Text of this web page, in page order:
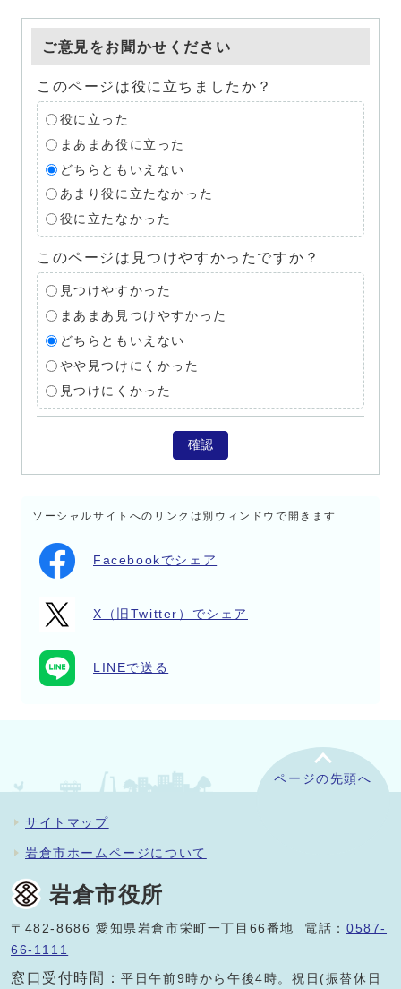
ご意見をお聞かせください
このページは役に立ちましたか？
役に立った
まあまあ役に立った
どちらともいえない
あまり役に立たなかった
役に立たなかった
このページは見つけやすかったですか？
見つけやすかった
まあまあ見つけやすかった
どちらともいえない
やや見つけにくかった
見つけにくかった
確認
ソーシャルサイトへのリンクは別ウィンドウで開きます
Facebookでシェア
X（旧Twitter）でシェア
LINEで送る
ページの先頭へ
サイトマップ
岩倉市ホームページについて
岩倉市役所
〒482-8686 愛知県岩倉市栄町一丁目66番地 電話：0587-
66-1111
窓口受付時間：平日午前9時から午後4時。祝日(振替休日